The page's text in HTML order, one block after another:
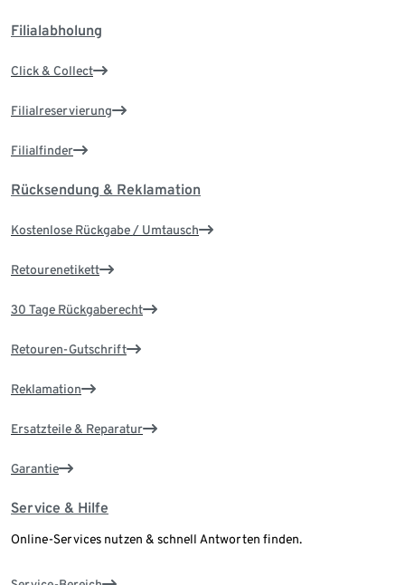
Filialabholung
Click & Collect
Filialreservierung
Filialfinder
Rücksendung & Reklamation
Kostenlose Rückgabe / Umtausch
Retourenetikett
30 Tage Rückgaberecht
Retouren-Gutschrift
Reklamation
Ersatzteile & Reparatur
Garantie
Service & Hilfe
Online-Services nutzen & schnell Antworten finden.